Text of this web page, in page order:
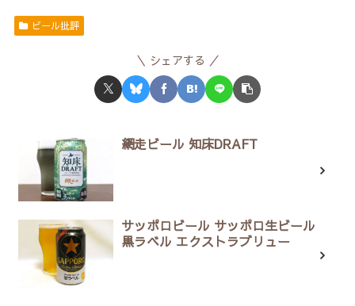
ビール批評
シェアする
網走ビール 知床DRAFT
サッポロビール サッポロ生ビール
黒ラベル エクストラブリュー